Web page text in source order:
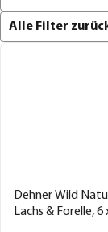
Alle Filter
Dehner Wild
Lachs & Forelle,